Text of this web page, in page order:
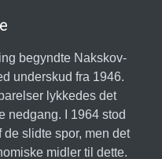
begyndte Nakskov-
underskud fra 1946.
lykkedes det
nedgang. I 1964 stod
de slidte spor, men det
midler til dette.